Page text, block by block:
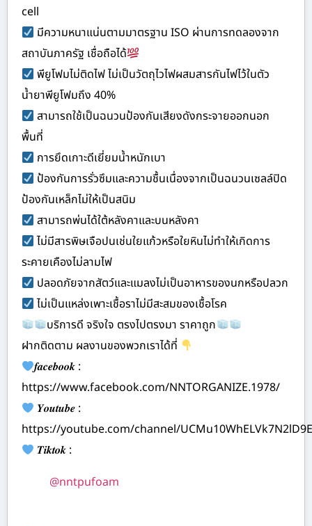
cell
มีความหนาแน่นตามมาตรฐาน ISO ผ่านการทดลองจาก
สถาบันภาครัฐ เชื่อถือได้
พียูโฟมไม่ติดไฟ ไม่เป็นวัตถุไวไฟผสมสารกันไฟไว้ในตัว
น้ำยาพียูโฟมถึง 40%
สามารถใช้เป็นฉนวนป้องกันเสียงดังกระจายออกนอก
พื้นที่
การยึดเกาะดีเยี่ยมน้ำหนักเบา
ป้องกันการรั่วซึมและความชื้นเนื่องจากเป็นฉนวนเซลล์ปิด
ป้องกันเหล็กไม่ให้เป็นสนิม
สามารถพ่นได้ใต้หลังคาและบนหลังคา
ไม่มีสารพิษเจือปนเช่นใยแก้วหรือใยหินไม่ทำให้เกิดการ
ระคายเคืองไม่ลามไฟ
ปลอดภัยจากสัตว์และแมลงไม่เป็นอาหารของนกหรือปลวก
ไม่เป็นแหล่งเพาะเชื้อราไม่มีสะสมของเชื้อโรค
บริการดี จริงใจ ตรงไปตรงมา ราคาถูก
ฝากติดตาม ผลงานของพวกเราได้ที่
𝒇𝒂𝒄𝒆𝒃𝒐𝒐𝒌 :
https://www.facebook.com/NNTORGANIZE.1978/
𝒀𝒐𝒖𝒕𝒖𝒃𝒆 :
https://youtube.com/channel/
𝑻𝒊𝒌𝒕𝒐𝒌 :
@nntpufoam